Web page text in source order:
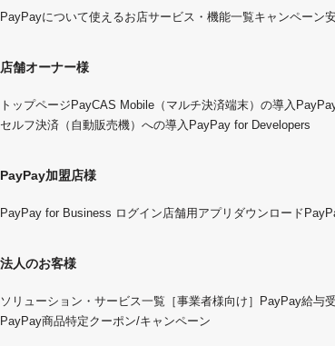
PayPayについて使えるお店サービス・機能一覧キャンペーン
店舗オーナー様
トップページ PayCAS Mobile（マルチ決済端末）の導入
セルフ決済（自動販売機）への導入 PayPay for Developers
PayPay加盟店様
PayPay for Business ログイン 店舗用アプリダウンロード
法人のお客様
ソリューション・サービス一覧 ［事業者様向け］PayPay給与
PayPay商品特定クーポン/キャンペーン